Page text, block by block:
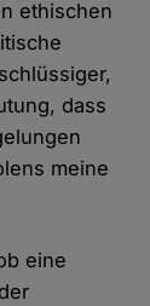
ethischen
dass
meine
eine